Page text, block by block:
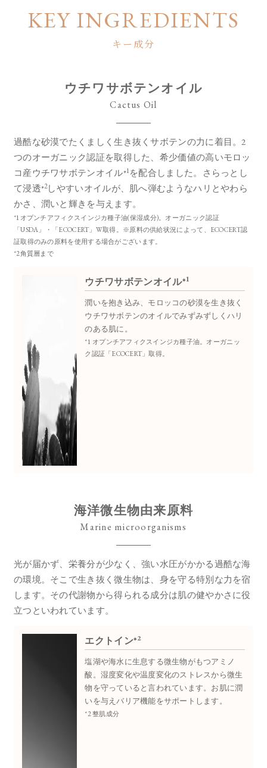
KEY INGREDIENTS
キー成分
ウチワサボテンオイル
Cactus Oil
過酷な砂漠でたくましく生き抜くサボテンの力に着目。2
つのオーガニック認証を取得した、希少価値の高いモロッ
コ産ウチワサボテンオイル*1 を配合しました。
さらっとし
て浸透*2しやすいオイルが、肌へ弾むようなハリとやわら
かさ、潤いと輝きを与えます。
*1オプンチアフィクスインジカ種子油(保湿成分)。オーガニック認証
「USDA」・「ECOCERT」W取得。※原料の供給状況によって、ECOCERT認
証取得のみの原料を使用する場合がございます。
*2角質層まで
ウチワサボテンオイル*1
潤いを抱き込み、モロッコの砂漠を生き抜く
ウチワサボテンのオイルでみずみずしくハリ
のある肌に。
*1 オプンチアフィクスインジカ種子油。オーガニッ
ク認証「ECOCERT」取得。
海洋微生物由来原料
Marine microorganisms
光が届かず、栄養分が少なく、強い水圧がかかる過酷な海
の環境。 そこで生き抜く微生物は、身を守る特別な力を宿
します。 その代謝物から得られる成分は肌の健やかさに役
立つといわれています。
エクトイン*2
塩湖や海水に生息する微生物がもつアミノ
酸。湿度変化や温度変化のストレスから微生
物を守っていると言われています。お肌に潤
いを与えバリア機能をサポートします。
*2 整肌成分